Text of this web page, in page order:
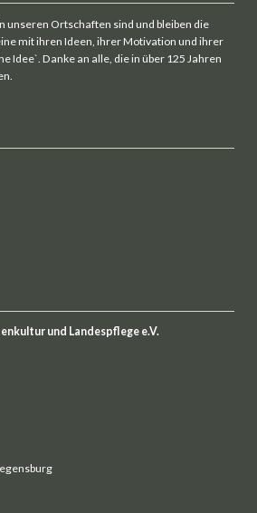
unseren Ortschaften sind und bleiben die
mit ihren Ideen, ihrer Motivation und ihrer
Idee`. Danke an alle, die in über 125 Jahren
und Landespflege e.V.